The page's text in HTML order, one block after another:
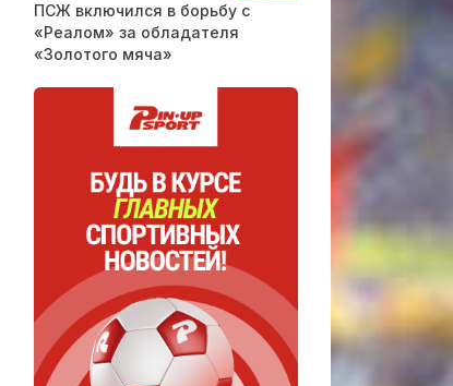
ПСЖ включился в борьбу с
«Реалом» за обладателя
«Золотого мяча»